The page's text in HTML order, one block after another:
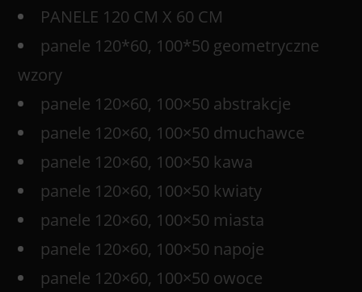
PANELE 120 CM X 60 CM
panele 120*60, 100*50 geometryczne
wzory
panele 120×60, 100×50 abstrakcje
panele 120×60, 100×50 dmuchawce
panele 120×60, 100×50 kawa
panele 120×60, 100×50 kwiaty
panele 120×60, 100×50 miasta
panele 120×60, 100×50 napoje
panele 120×60, 100×50 owoce